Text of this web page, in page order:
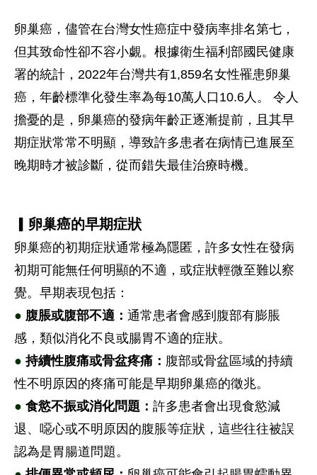
卵巢癌，儘管在台灣女性癌症中發病率排名第七，
但其致命性卻不容小覷。根據衛生福利部國民健康
署的統計，2022年台灣共有1,859名女性罹患卵巢
癌，年齡標準化發生率為每10萬人口10.6人。 令人
擔憂的是，卵巢癌的發病年齡正逐漸提前，且其早
期症狀常常不明顯，導致許多患者在病情已進展至
晚期時才被診斷，從而錯失最佳治療時機。
▎卵巢癌的早期症狀
卵巢癌的初期症狀通常極為隱匿，許多女性在發病
初期可能無任何明顯的不適，或症狀輕微至難以察
覺。早期表現包括：
● 腹脹或腹部不適： 通常患者會感到腹部有膨脹
感，類似消化不良或腸胃不適的症狀。
● 持續性腹痛或骨盆疼痛： 腹部或骨盆區域的持續
性不明原因的疼痛可能是早期卵巢癌的徵兆。
● 食慾不振或消化問題： 許多患者會出現食慾減
退、噁心或不明原因的腹脹等症狀，這些往往被誤
認為是胃腸道問題。